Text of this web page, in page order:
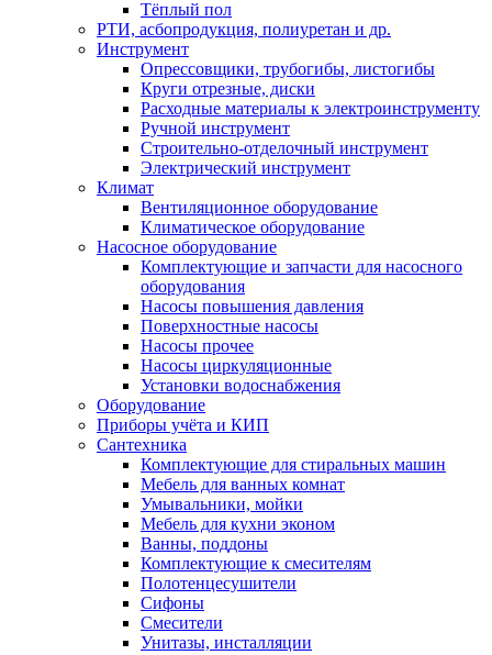
Тёплый пол
РТИ, асбопродукция, полиуретан и др.
Инструмент
Опрессовщики, трубогибы, листогибы
Круги отрезные, диски
Расходные материалы к электроинструменту
Ручной инструмент
Строительно-отделочный инструмент
Электрический инструмент
Климат
Вентиляционное оборудование
Климатическое оборудование
Насосное оборудование
Комплектующие и запчасти для насосного
оборудования
Насосы повышения давления
Поверхностные насосы
Насосы прочее
Насосы циркуляционные
Установки водоснабжения
Оборудование
Приборы учёта и КИП
Сантехника
Комплектующие для стиральных машин
Мебель для ванных комнат
Умывальники, мойки
Мебель для кухни эконом
Ванны, поддоны
Комплектующие к смесителям
Полотенцесушители
Сифоны
Смесители
Унитазы, инсталляции